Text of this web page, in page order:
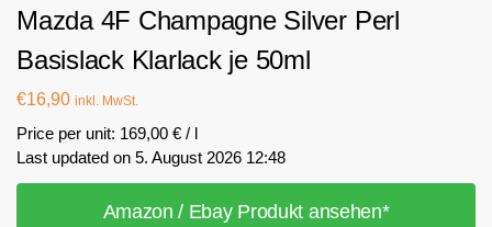
Mazda 4F Champagne Silver Perl
Basislack Klarlack je 50ml
€16,90 inkl. MwSt.
Price per unit: 169,00 € / l
Last updated on 5. August 2026 12:48
Amazon / Ebay Produkt ansehen*